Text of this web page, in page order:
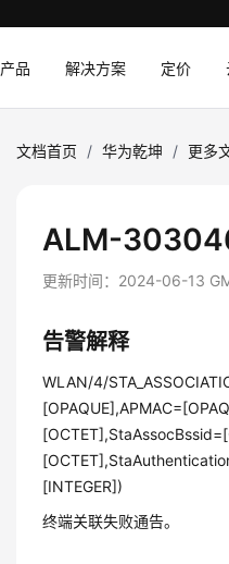
产品 解决方案 定价
文档首页 / 华为乾坤 / 更多
ALM-
更新时间： 2024-06-13
告警解释
WLAN/4/
[INTEGER])
终端关联失败通告。